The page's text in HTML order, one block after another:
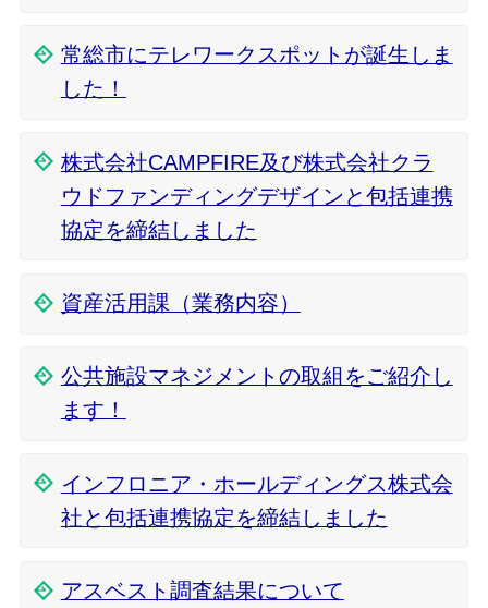
常総市にテレワークスポットが誕生しま
した！
株式会社CAMPFIRE及び株式会社クラ
ウドファンディングデザインと包括連携
協定を締結しました
資産活用課（業務内容）
公共施設マネジメントの取組をご紹介し
ます！
インフロニア・ホールディングス株式会
社と包括連携協定を締結しました
アスベスト調査結果について